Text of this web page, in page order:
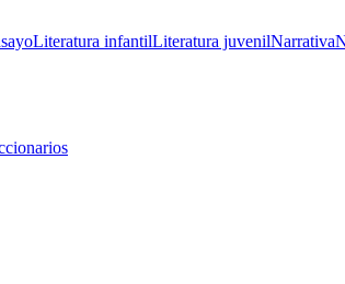
Literatura infantilLiteratura juvenilNarrativa